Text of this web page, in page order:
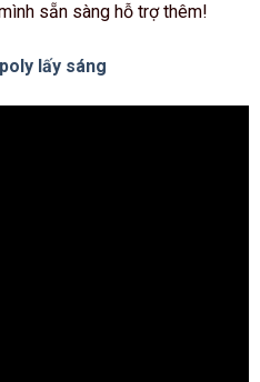
sẵn sàng hỗ trợ thêm!
lấy sáng